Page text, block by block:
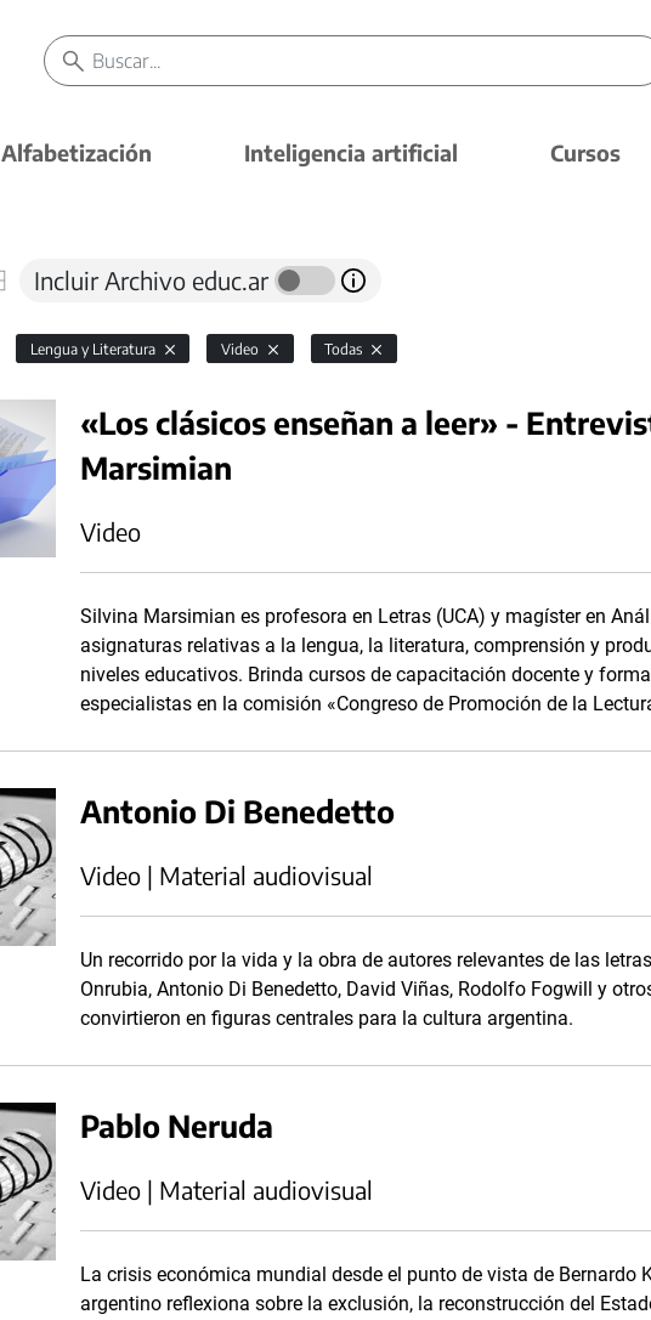
Alfabetización Inteligencia artificial Cursos
Incluir Archivo educ.ar
Lengua y Literatura Video Todas
«Los clásicos enseñan a leer» -
Marsimian
Video
Silvina Marsimian es profesora en Letras (UCA) y magíster en
asignaturas relativas a la lengua, la literatura, comprensión y
niveles educativos. Brinda cursos de capacitación docente y
especialistas en la comisión «Congreso de Promoción de la
Antonio Di Benedetto
Video | Material audiovisual
Un recorrido por la vida y la obra de autores relevantes de las
Onrubia, Antonio Di Benedetto, David Viñas, Rodolfo Fogwill y
convirtieron en figuras centrales para la cultura argentina.
Pablo Neruda
Video | Material audiovisual
La crisis económica mundial desde el punto de vista de Bernardo
argentino reflexiona sobre la exclusión, la reconstrucción del